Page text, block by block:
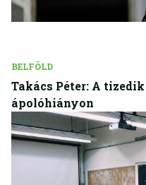
BELFÖLD
Takács Péter: A
ápolóhiányon